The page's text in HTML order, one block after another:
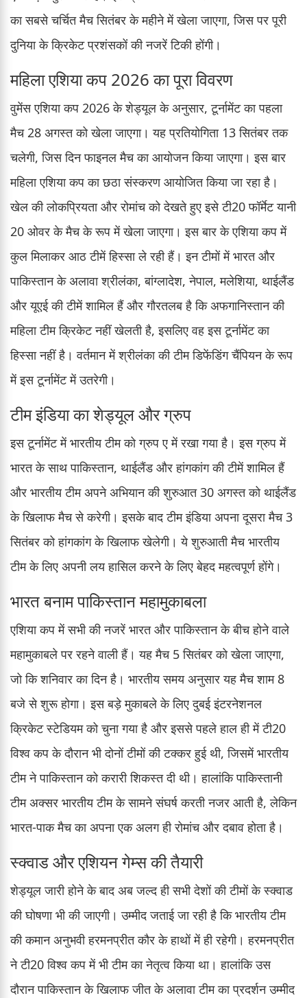
का सबसे चर्चित मैच सितंबर के महीने में खेला जाएगा, जिस पर पूरी
दुनिया के क्रिकेट प्रशंसकों की नजरें टिकी होंगी।
महिला एशिया कप 2026 का पूरा विवरण
वुमेंस एशिया कप 2026 के शेड्यूल के अनुसार, टूर्नामेंट का पहला
मैच 28 अगस्त को खेला जाएगा। यह प्रतियोगिता 13 सितंबर तक
चलेगी, जिस दिन फाइनल मैच का आयोजन किया जाएगा। इस बार
महिला एशिया कप का छठा संस्करण आयोजित किया जा रहा है।
खेल की लोकप्रियता और रोमांच को देखते हुए इसे टी20 फॉर्मेट यानी
20 ओवर के मैच के रूप में खेला जाएगा। इस बार के एशिया कप में
कुल मिलाकर आठ टीमें हिस्सा ले रही हैं। इन टीमों में भारत और
पाकिस्तान के अलावा श्रीलंका, बांग्लादेश, नेपाल, मलेशिया, थाईलैंड
और यूएई की टीमें शामिल हैं और गौरतलब है कि अफगानिस्तान की
महिला टीम क्रिकेट नहीं खेलती है, इसलिए वह इस टूर्नामेंट का
हिस्सा नहीं है। वर्तमान में श्रीलंका की टीम डिफेंडिंग चैंपियन के रूप
में इस टूर्नामेंट में उतरेगी।
टीम इंडिया का शेड्यूल और ग्रुप
इस टूर्नामेंट में भारतीय टीम को ग्रुप ए में रखा गया है। इस ग्रुप में
भारत के साथ पाकिस्तान, थाईलैंड और हांगकांग की टीमें शामिल हैं
और भारतीय टीम अपने अभियान की शुरुआत 30 अगस्त को थाईलैंड
के खिलाफ मैच से करेगी। इसके बाद टीम इंडिया अपना दूसरा मैच 3
सितंबर को हांगकांग के खिलाफ खेलेगी। ये शुरुआती मैच भारतीय
टीम के लिए अपनी लय हासिल करने के लिए बेहद महत्वपूर्ण होंगे।
भारत बनाम पाकिस्तान महामुकाबला
एशिया कप में सभी की नजरें भारत और पाकिस्तान के बीच होने वाले
महामुकाबले पर रहने वाली हैं। यह मैच 5 सितंबर को खेला जाएगा,
जो कि शनिवार का दिन है। भारतीय समय अनुसार यह मैच शाम 8
बजे से शुरू होगा। इस बड़े मुकाबले के लिए दुबई इंटरनेशनल
क्रिकेट स्टेडियम को चुना गया है और इससे पहले हाल ही में टी20
विश्व कप के दौरान भी दोनों टीमों की टक्कर हुई थी, जिसमें भारतीय
टीम ने पाकिस्तान को करारी शिकस्त दी थी। हालांकि पाकिस्तानी
टीम अक्सर भारतीय टीम के सामने संघर्ष करती नजर आती है, लेकिन
भारत-पाक मैच का अपना एक अलग ही रोमांच और दबाव होता है।
स्क्वाड और एशियन गेम्स की तैयारी
शेड्यूल जारी होने के बाद अब जल्द ही सभी देशों की टीमों के स्क्वाड
की घोषणा भी की जाएगी। उम्मीद जताई जा रही है कि भारतीय टीम
की कमान अनुभवी हरमनप्रीत कौर के हाथों में ही रहेगी। हरमनप्रीत
ने टी20 विश्व कप में भी टीम का नेतृत्व किया था। हालांकि उस
दौरान पाकिस्तान के खिलाफ जीत के अलावा टीम का प्रदर्शन उम्मीद